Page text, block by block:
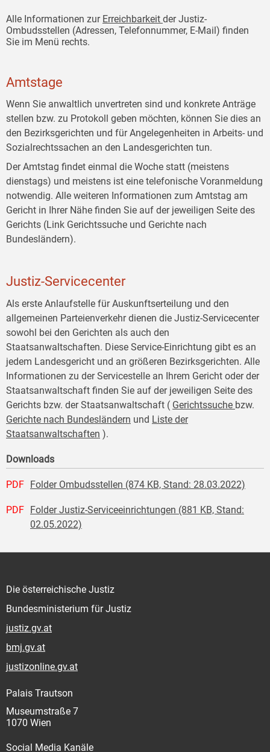
Alle Informationen zur Erreichbarkeit der Justiz-
Ombudsstellen (Adressen, Telefonnummer, E-Mail) finden
Sie im Menü rechts.
Amtstage
Wenn Sie anwaltlich unvertreten sind und konkrete Anträge
stellen bzw. zu Protokoll geben möchten, können Sie dies an
den Bezirksgerichten und für Angelegenheiten in Arbeits- und
Sozialrechtssachen an den Landesgerichten tun.
Der Amtstag findet einmal die Woche statt (meistens
dienstags) und meistens ist eine telefonische Voranmeldung
notwendig. Alle weiteren Informationen zum Amtstag am
Gericht in Ihrer Nähe finden Sie auf der jeweiligen Seite des
Gerichts (Link Gerichtssuche und Gerichte nach
Bundesländern).
Justiz-Servicecenter
Als erste Anlaufstelle für Auskunftserteilung und den
allgemeinen Parteienverkehr dienen die Justiz-Servicecenter
sowohl bei den Gerichten als auch den
Staatsanwaltschaften. Diese Service-Einrichtung gibt es an
jedem Landesgericht und an größeren Bezirksgerichten. Alle
Informationen zu der Servicestelle an Ihrem Gericht oder der
Staatsanwaltschaft finden Sie auf der jeweiligen Seite des
Gerichts bzw. der Staatsanwaltschaft ( Gerichtssuche bzw.
Gerichte nach Bundesländern und Liste der
Staatsanwaltschaften ).
Downloads
PDF Folder Ombudsstellen (874 KB, Stand: 28.03.2022)
PDF Folder Justiz-Serviceeinrichtungen (881 KB, Stand:
02.05.2022)
Die österreichische Justiz
Bundesministerium für Justiz
justiz.gv.at
bmj.gv.at
justizonline.gv.at
Palais Trautson
Museumstraße 7
1070 Wien
Social Media Kanäle